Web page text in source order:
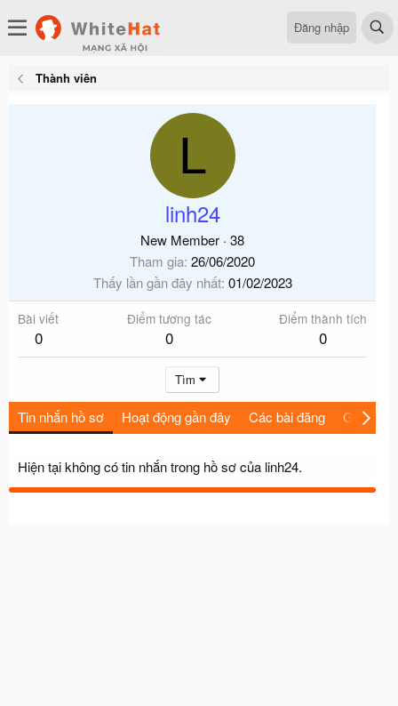
Đăng nhập
Thành viên
L
linh24
New Member · 38
Tham gia 26/06/2020
Thấy lần gần đây nhất 01/02/2023
Bài viết
0
Điểm tương tác
0
Điểm thành tích
0
Tìm
Tin nhắn hồ sơ Hoạt động gần đây Các bài đăng Giới thiệu
Hiện tại không có tin nhắn trong hồ sơ của linh24.